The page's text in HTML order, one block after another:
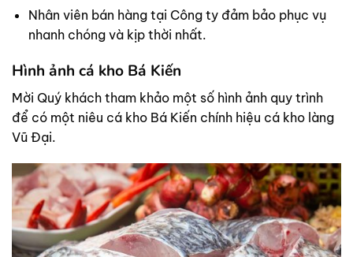
Nhân viên bán hàng tại Công ty đảm bảo phục vụ
nhanh chóng và kịp thời nhất.
Hình ảnh cá kho Bá Kiến
Mời Quý khách tham khảo một số hình ảnh quy trình
để có một niêu cá kho Bá Kiến chính hiệu cá kho làng
Vũ Đại.